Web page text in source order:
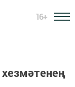
16+